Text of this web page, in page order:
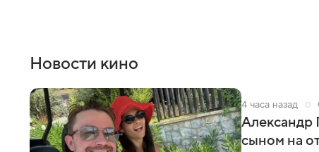
Новости кино
4 часа назад
Александр
сыном на